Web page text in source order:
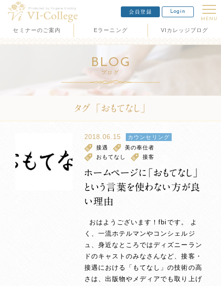
会員登録 Login
MENU
セミナーのご案内 Eラーニング VIカレッジブログ
BLOG
ブログ
タグ 「おもてなし」
2018.06.15
カウンセリング
接遇
美の奉仕者
おもてなし
接客
ホームページに「おもてなし」
という言葉を使わない方が良
い理由
おはようございます！fbiです。 よ
く、一流ホテルマンやコンシェルジ
ュ、身近なところではディズニーラン
ドのキャストのみなさんなど、接客・
接遇における「もてなし」の技術の高
さは、出版物やメディアでも取り上げ